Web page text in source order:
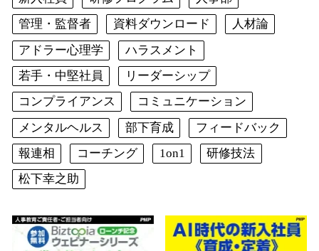
管理・監督者
資料ダウンロード
人材論
アドラー心理学
ハラスメント
若手・中堅社員
リーダーシップ
コンプライアンス
コミュニケーション
メンタルヘルス
部下育成
フィードバック
報連相
コーチング 1on1
研修技法
松下幸之助